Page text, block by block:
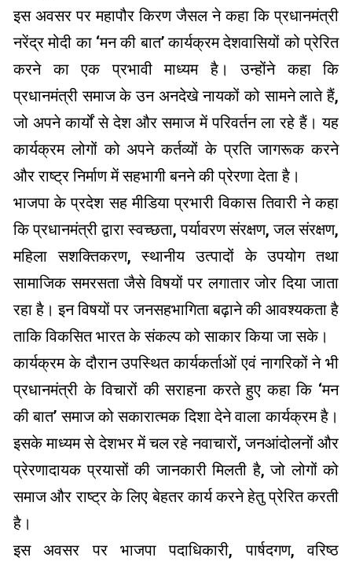
इस अवसर पर महापौर किरण जैसल ने कहा कि प्रधानमंत्री
नरेंद्र मोदी का ‘मन की बात’ कार्यक्रम देशवासियों को प्रेरित
करने का एक प्रभावी माध्यम है। उन्होंने कहा कि
प्रधानमंत्री समाज के उन अनदेखे नायकों को सामने लाते हैं,
जो अपने कार्यों से देश और समाज में परिवर्तन ला रहे हैं। यह
कार्यक्रम लोगों को अपने कर्तव्यों के प्रति जागरूक करने
और राष्ट्र निर्माण में सहभागी बनने की प्रेरणा देता है।
भाजपा के प्रदेश सह मीडिया प्रभारी विकास तिवारी ने कहा
कि प्रधानमंत्री द्वारा स्वच्छता, पर्यावरण संरक्षण, जल संरक्षण,
महिला सशक्तिकरण, स्थानीय उत्पादों के उपयोग तथा
सामाजिक समरसता जैसे विषयों पर लगातार जोर दिया जाता
रहा है। इन विषयों पर जनसहभागिता बढ़ाने की आवश्यकता है
ताकि विकसित भारत के संकल्प को साकार किया जा सके।
कार्यक्रम के दौरान उपस्थित कार्यकर्ताओं एवं नागरिकों ने भी
प्रधानमंत्री के विचारों की सराहना करते हुए कहा कि ‘मन
की बात’ समाज को सकारात्मक दिशा देने वाला कार्यक्रम है।
इसके माध्यम से देशभर में चल रहे नवाचारों, जनआंदोलनों और
प्रेरणादायक प्रयासों की जानकारी मिलती है, जो लोगों को
समाज और राष्ट्र के लिए बेहतर कार्य करने हेतु प्रेरित करती
है।
इस अवसर पर भाजपा पदाधिकारी, पार्षदगण, वरिष्ठ